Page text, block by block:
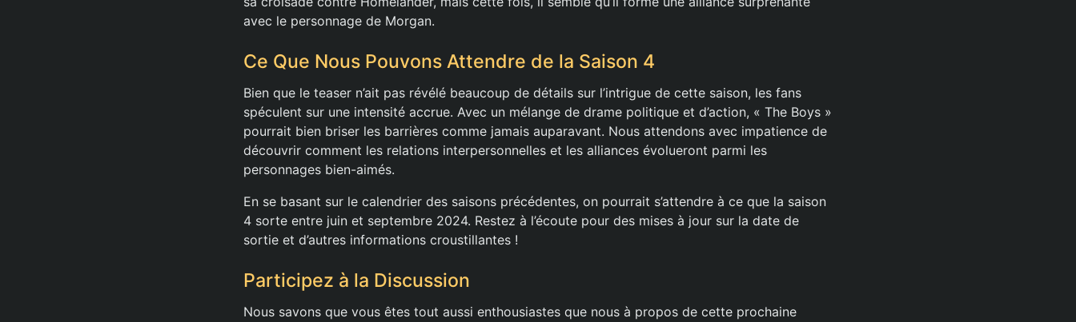
avec le personnage de Morgan.
Ce Que Nous Pouvons Attendre de la Saison 4
Bien que le teaser n’ait pas révélé beaucoup de détails sur l’intrigue de cette saison, les fans
spéculent sur une intensité accrue. Avec un mélange de drame politique et d’action, « The Boys »
pourrait bien briser les barrières comme jamais auparavant. Nous attendons avec impatience de
découvrir comment les relations interpersonnelles et les alliances évolueront parmi les
personnages bien-aimés.
En se basant sur le calendrier des saisons précédentes, on pourrait s’attendre à ce que la saison
4 sorte entre juin et septembre 2024. Restez à l’écoute pour des mises à jour sur la date de
sortie et d’autres informations croustillantes !
Participez à la Discussion
Nous savons que vous êtes tout aussi enthousiastes que nous à propos de cette prochaine